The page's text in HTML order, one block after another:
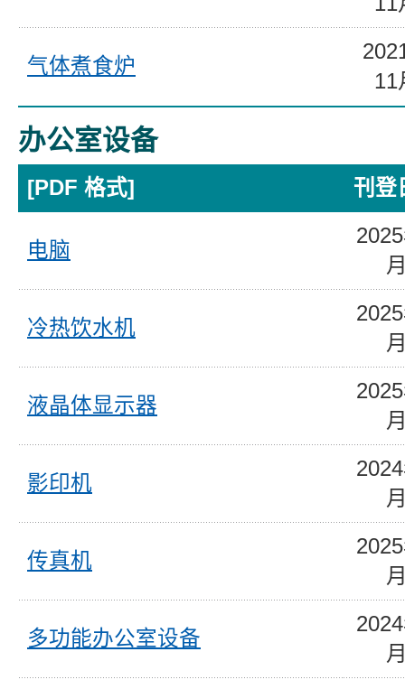
气体煮食炉
11
办公室设备
[PDF 格式] 刊登
电脑
冷热饮水机
液晶体显示器
影印机
传真机
多功能办公室设备